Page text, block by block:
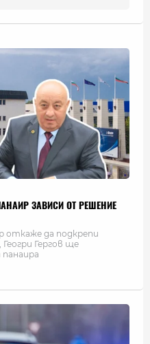
ЗАВИСИ ОТ РЕШЕНИЕ
откаже да подкрепи
Гергов ще